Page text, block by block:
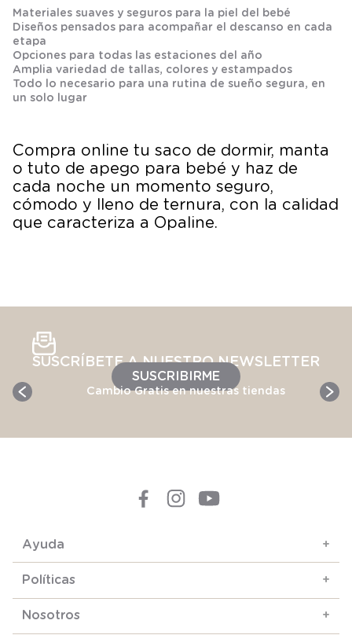
Materiales suaves y seguros para la piel del bebé
Diseños pensados para acompañar el descanso en cada
etapa
Opciones para todas las estaciones del año
Amplia variedad de tallas, colores y estampados
Todo lo necesario para una rutina de sueño segura, en
un solo lugar
Compra online tu saco de dormir, manta
o tuto de apego para bebé y haz de
cada noche un momento seguro,
cómodo y lleno de ternura, con la calidad
que caracteriza a Opaline.
SUSCRÍBETE A NUESTRO NEWSLETTER
SUSCRIBIRME
Cambio Gratis en nuestras tiendas
Ayuda +
Políticas +
Nosotros +